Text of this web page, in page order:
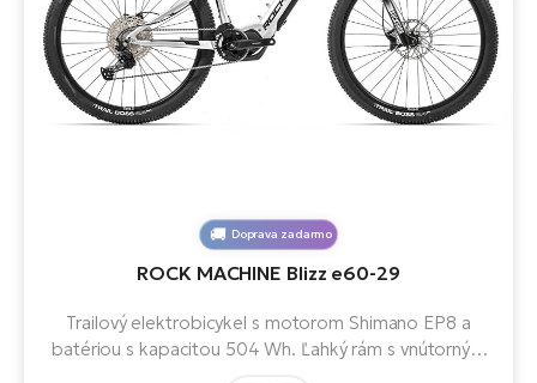
Doprava zadarmo
ROCK MACHINE Blizz e60-29
Trailový elektrobicykel s motorom Shimano EP8 a
batériou s kapacitou 504 Wh. Ľahký rám s vnútorným